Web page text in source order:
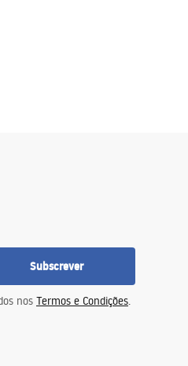
Subscrever
nos Termos e Condições.